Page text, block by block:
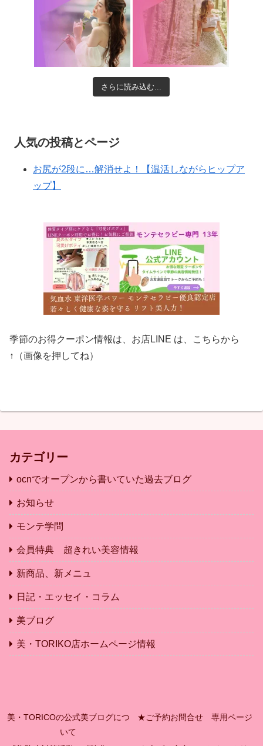
さらに読み込む...
人気の投稿とページ
お尻が2段に…解消せよ！【温活しながらヒップア
ップ】
季節のお得クーポン情報は、お店LINE は、こちらから
↑（画像を押してね）
カテゴリー
ocnでオープンから書いていた過去ブログ
お知らせ
モンテ学問
会員特典 超きれい美容情報
新商品、新メニュ
日記・エッセイ・コラム
美ブログ
美・TORIKO店ホームページ情報
美・TORICOの公式美ブログにつ
いて
★ご予約お問合せ 専用ページ